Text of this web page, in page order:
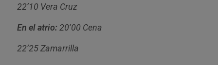
22’10 Vera Cruz
En el atrio: 20’00 Cena
22’25 Zamarrilla